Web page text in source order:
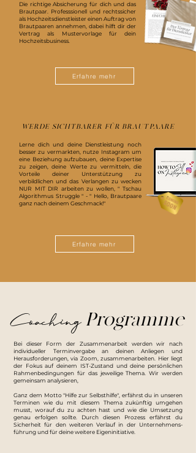
Die richtige Absicherung für dich und das
Brautpaar. Professsionell und rechtssicher
als Hochzeitsdienstleister einen Auftrag von
Brautpaaren annehmen, dabei hilft dir der
Vertrag als Mustervorlage für dein
Hochzeitsbusiness.
Erfahre mehr
Lerne dich und deine Dienstleistung noch
besser zu vermarkten, nutze Instagram um
eine Beziehung aufzubauen, deine Expertise
zu zeigen, deine Werte zu vermitteln, die
Vorteile deiner Unterstützung zu
verbildlichen und das Verlangen zu wecken
NUR MIT DIR arbeiten zu wollen, " Tschau
Algorithmus Struggle " - " Hello, Brautpaare
ganz nach deinem Geschmack!"
WERDE SICHTBARER FÜR BRAUTPAARE
Erfahre mehr
Coaching Programme
Bei dieser Form der Zusammenarbeit werden wir nach
individueller Terminvergabe an deinen Anliegen und
Herausforderungen, via Zoom, zusammenarbeiten. Hier liegt
der Fokus auf deinem IST-Zustand und deine persönlichen
Rahmenbedingungen für das jeweilige Thema. Wir werden
gemeinsam analysieren,
Ganz dem Motto "Hilfe zur Selbsthilfe", erfährst du in unseren
Terminen wie du mit diesem Thema zukünftig umgehen
musst, worauf du zu achten hast und wie die Umsetzung
genau erfolgen sollte. Durch diesen Prozess erfährst du
Sicherheit für den weiteren Verlauf in der Unternehmens-
führung und für deine weitere Eigeninitiative.